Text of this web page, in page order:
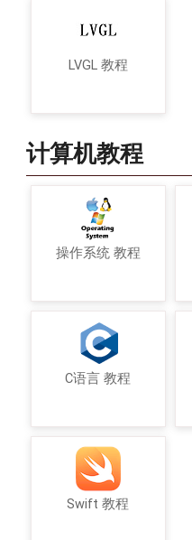
LVGL 教程
计算机教程
操作系统 教程
C语言 教程
Swift 教程